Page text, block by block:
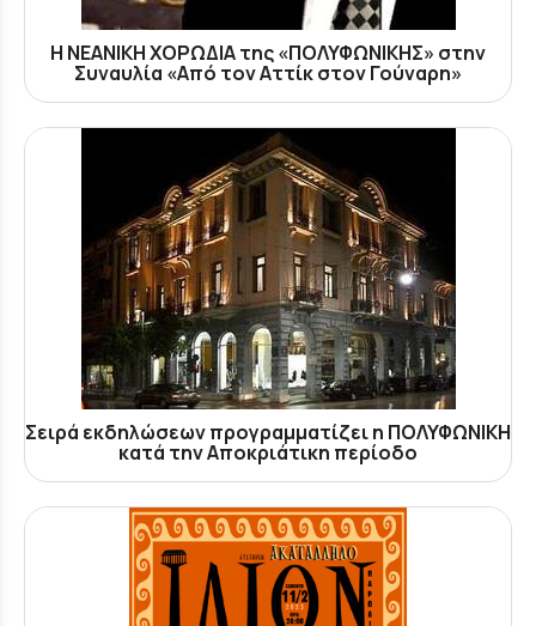
Η ΝΕΑΝΙΚΗ ΧΟΡΩΔΙΑ της «ΠΟΛΥΦΩΝΙΚΗΣ» στην
Συναυλία «Από τον Αττίκ στον Γούναρη»
Σειρά εκδηλώσεων προγραμματίζει η ΠΟΛΥΦΩΝΙΚΗ
κατά την Αποκριάτικη περίοδο